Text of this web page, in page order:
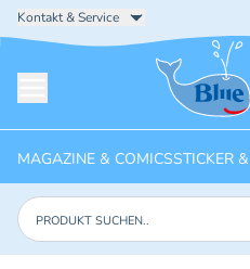
Kontakt & Service
Startseite
MAGAZINE & COMICSSTICKER
Produkte suchen